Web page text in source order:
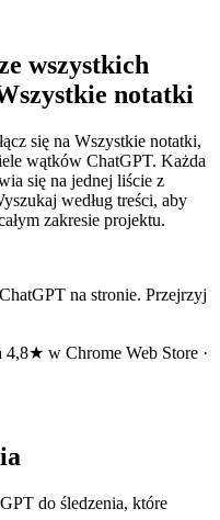
wszystkich
notatki
się na Wszystkie notatki,
wątków ChatGPT. Każda
się na jednej liście z
według treści, aby
zakresie projektu.
na stronie. Przejrzyj
w Chrome Web Store ·
do śledzenia, które